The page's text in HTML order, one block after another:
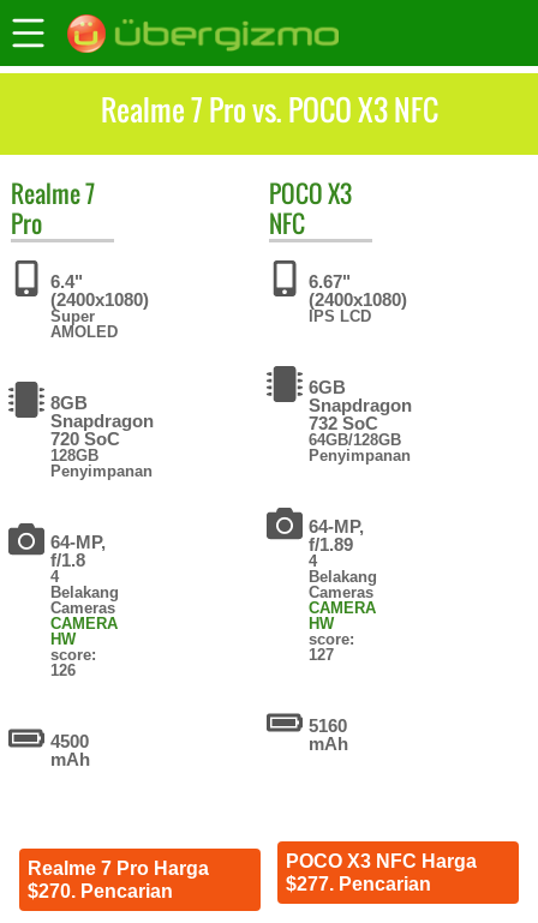
Realme 7 Pro vs. POCO X3 NFC
Realme7
Pro
6.4"
(2400x1080)
Super
AMOLED
8GB
Snapdragon
720 SoC
128GB
Penyimpanan
64-MP,
f/1.8
4
Belakang
Cameras
CAMERA
HW
score:
126
4500
mAh
Realme 7 Pro Harga
$270. Pencarian
POCOX3
NFC
6.67"
(2400x1080)
IPS LCD
6GB
Snapdragon
732 SoC
64GB/128GB
Penyimpanan
64-MP,
f/1.89
4
Belakang
Cameras
CAMERA
HW
score:
127
5160
mAh
POCO X3 NFC Harga
$277. Pencarian